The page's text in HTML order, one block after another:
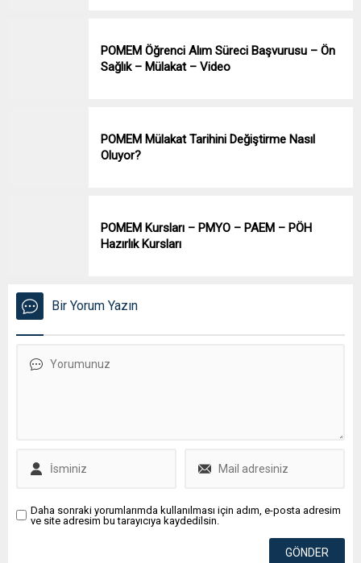
POMEM Öğrenci Alım Süreci Başvurusu – Ön
Sağlık – Mülakat – Video
POMEM Mülakat Tarihini Değiştirme Nasıl
Oluyor?
POMEM Kursları – PMYO – PAEM – PÖH
Hazırlık Kursları
Bir Yorum Yazın
Daha sonraki yorumlarımda kullanılması için adım, e-posta adresim
ve site adresim bu tarayıcıya kaydedilsin.